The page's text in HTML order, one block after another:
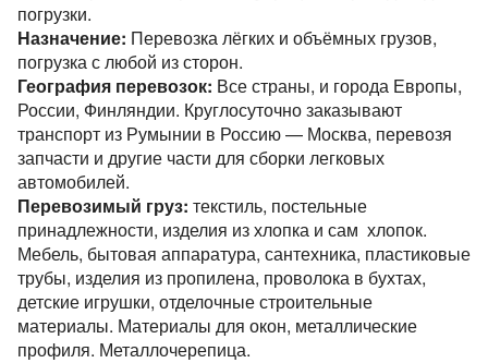
погрузки.
Назначение: Перевозка лёгких и объёмных грузов,
погрузка с любой из сторон.
География перевозок: Все страны, и города Европы,
России, Финляндии. Круглосуточно заказывают
транспорт из Румынии в Россию — Москва, перевозя
запчасти и другие части для сборки легковых
автомобилей.
Перевозимый груз: текстиль, постельные
принадлежности, изделия из хлопка и сам хлопок.
Мебель, бытовая аппаратура, сантехника, пластиковые
трубы, изделия из пропилена, проволока в бухтах,
детские игрушки, отделочные строительные
материалы. Материалы для окон, металлические
профиля. Металлочерепица.